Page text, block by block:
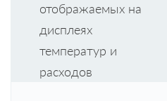
отображаемых на
дисплеях
температур и
расходов